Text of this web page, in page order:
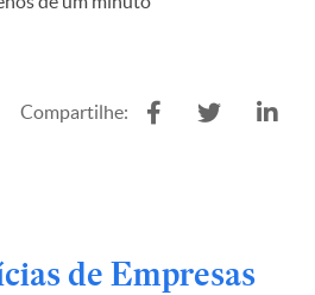
Compartilhe:
de Empresas